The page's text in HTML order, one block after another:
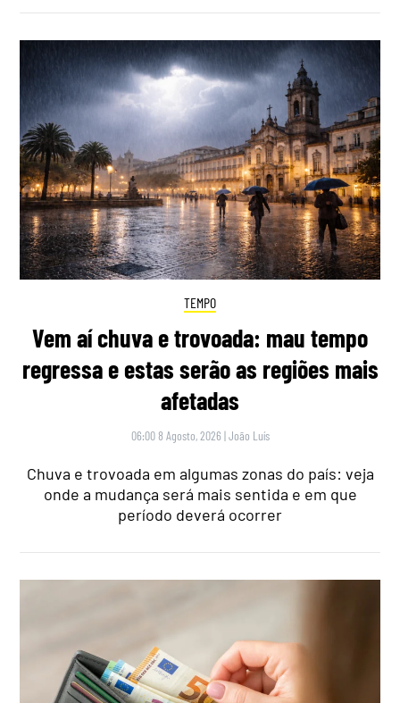
TEMPO
Vem aí chuva e trovoada: mau tempo
regressa e estas serão as regiões mais
afetadas
06:00 8 Agosto, 2026 |João Luís
Chuva e trovoada em algumas zonas do país: veja
onde a mudança será mais sentida e em que
período deverá ocorrer